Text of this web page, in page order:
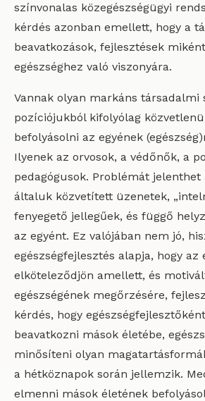
színvonalas közegészségügyi
kérdés azonban emellett, hogy a
beavatkozások, fejlesztések
egészséghez való viszonyára.
Vannak olyan markáns társadalmi
pozíciójukból kifolyólag
befolyásolni az egyének
Ilyenek az orvosok, a védőnők, a
pedagógusok. Problémát jelenthet
általuk közvetített üzenetek,
fenyegető jellegűek, és függő
az egyént. Ez valójában nem jó,
egészségfejlesztés alapja, hogy az
elköteleződjön amellett, és
egészségének megőrzésére,
kérdés, hogy
beavatkozni mások életébe,
minősíteni olyan
a hétköznapok során jellemzik.
elmenni mások életének